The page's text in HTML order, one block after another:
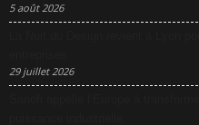
5 août 2026
29 juillet 2026